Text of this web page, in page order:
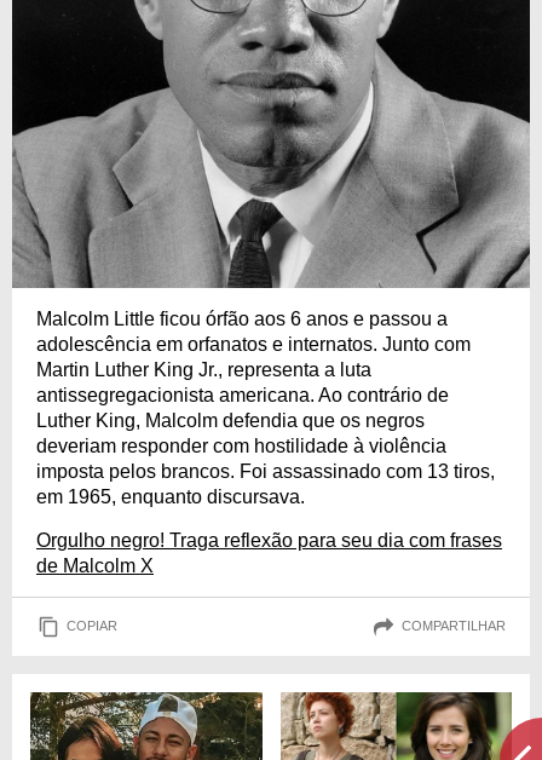
Malcolm Little ficou órfão aos 6 anos e passou a
adolescência em orfanatos e internatos. Junto com
Martin Luther King Jr., representa a luta
antissegregacionista americana. Ao contrário de
Luther King, Malcolm defendia que os negros
deveriam responder com hostilidade à violência
imposta pelos brancos. Foi assassinado com 13 tiros,
em 1965, enquanto discursava.
Orgulho negro! Traga reflexão para seu dia com frases
de Malcolm X
COPIAR COMPARTILHAR